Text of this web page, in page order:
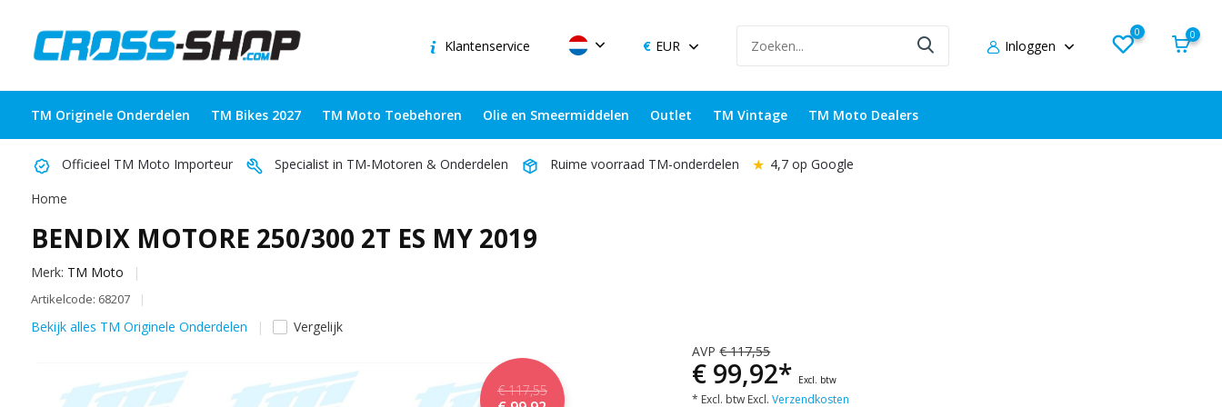
Klantenservice EUR Inloggen
0 0
TM Originele Onderdelen TM Bikes 2027 TM Moto Toebehoren Olie en Smeermiddelen Outlet TM Vintage TM Moto Dealers
Officieel TM Moto Importeur Specialist in TM-Motoren & Onderdelen Ruime voorraad TM-onderdelen ★ 4,7 op Google
Home
BENDIX MOTORE 250/300 2T ES MY 2019
Merk: TM Moto
Artikelcode: 68207
Bekijk alles TM Originele Onderdelen Vergelijk
€ 117,55
AVP€ 117,55
€ 99,92* Excl. btw
* Excl. btw Excl.Verzendkosten